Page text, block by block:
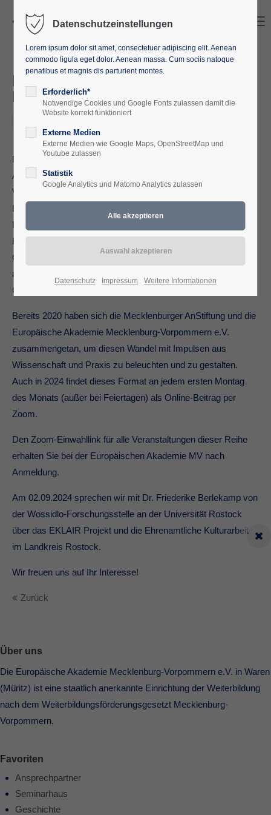
Neue Ländlichkeit: Aufbrüche -
Ideen - Reflexionen
Noch vor wenigen Jahren galt das Landleben als
Auslaufmodell. Inzwischen ist eine neue Ländlichkeit auf dem
Vormarsch: ein Leben in agrarischer Landschaft mit
Lebensformen und Erwerbsmodellen jenseits der
Landwirtschaft. Gerade die Pandemie hat mit neuen digitalen
Formaten das Interesse am ländlichen Wohnen befördert.
Gutes Leben auf dem Land suchen immer mehr Menschen
aus der Großstadt. Diese neue Ländlichkeit bietet sowohl
Chancen als auch Herausforderungen.
Bereits 2020 haben sich die Mecklenburger AnStiftung und die
Europäische Akademie Mecklenburg-Vorpommern e.V.
zusammengetan, um diesen Wandel mit Impulsen aus
Wissenschaft und Praxis zu beleuchten und zu gestalten.
Auch in 2024 findet dieses Format an jedem ersten Montag
des Monats (außer bei Feiertagen) als Online-Beitrag per
Zoom.
Den Zoom-Einwahllink für alle Veranstaltungen dieser Reihe
erhalten Sie bei der Europäischen Akademie MV nach
Anmeldung.
Am 02.09.2024 sprechen wir mit Dr. Friederike Berlekamp von
der Wossidlo-Forschungsstelle an der Universität Rostock
über das EKLAIR Projekt und die Ehrenamtliche Kulturarbeit
im Landkreis Rostock.
Wir freuen uns auf Ihr Interesse!
Zurück
Datenschutzeinstellungen
Lorem ipsum dolor sit amet, consectetuer adipiscing elit. Aenean
commodo ligula eget dolor. Aenean massa. Cum sociis natoque
penatibus et magnis dis parturient montes.
Erforderlich*
Notwendige Cookies und Google Fonts zulassen damit die
Website korrekt funktioniert
Externe Medien
Externe Medien wie Google Maps, OpenStreetMap und
Youtube zulassen
Statistik
Google Analytics und Matomo Analytics zulassen
Datenschutz Impressum Weitere Informationen
Über uns
Die Europäische Akademie Mecklenburg-Vorpommern e.V. in Waren
(Müritz) ist eine staatlich anerkannte Einrichtung der Weiterbildung
nach dem Weiterbildungsförderungsgesetzt Mecklenburg-
Vorpommern.
Favoriten
Ansprechpartner
Seminarhaus
Geschichte